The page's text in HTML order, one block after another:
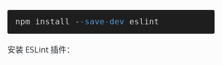
npm install - -save-dev eslint
安装 ESLint 插件：